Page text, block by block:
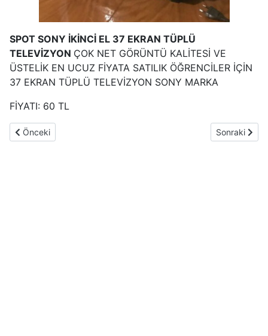
SPOT SONY İKİNCİ EL 37 EKRAN TÜPLÜ
TELEVİZYON ÇOK NET GÖRÜNTÜ KALİTESİ VE
ÜSTELİK EN UCUZ FİYATA SATILIK ÖĞRENCİLER İÇİN
37 EKRAN TÜPLÜ TELEVİZYON SONY MARKA
FİYATI: 60 TL
Önceki makale: en ucuz fiyat sony PS 5 playstation 5 oyun
Önceki Sonraki
Sonraki